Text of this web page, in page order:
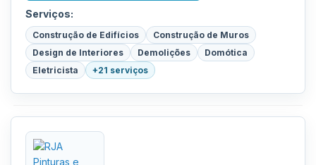
Serviços:
Construção de Edifícios
Construção de Muros
Design de Interiores
Demolições
Domótica
Eletricista
+21 serviços